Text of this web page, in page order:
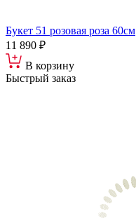
Букет 51 розовая роза 60см
11 890 ₽
В корзину
Быстрый заказ